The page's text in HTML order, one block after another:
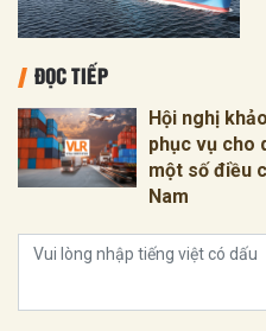
ĐỌC TIẾP
Hội nghị
phục vụ cho
một số điều
Nam